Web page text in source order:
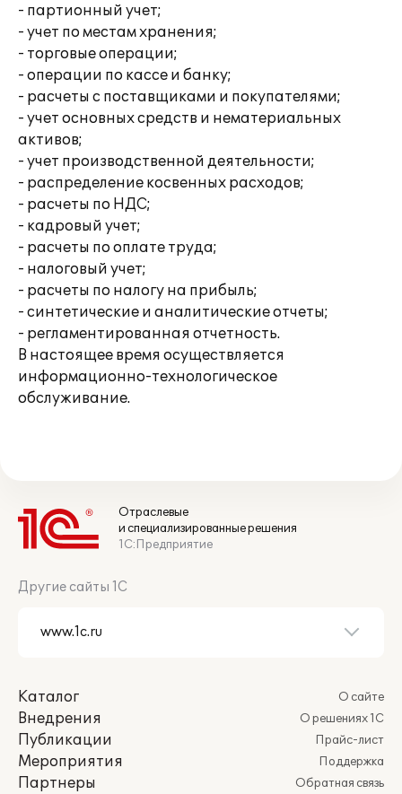
- партионный учет;
- учет по местам хранения;
- торговые операции;
- операции по кассе и банку;
- расчеты с поставщиками и покупателями;
- учет основных средств и нематериальных
активов;
- учет производственной деятельности;
- распределение косвенных расходов;
- расчеты по НДС;
- кадровый учет;
- расчеты по оплате труда;
- налоговый учет;
- расчеты по налогу на прибыль;
- синтетические и аналитические отчеты;
- регламентированная отчетность.
В настоящее время осуществляется
информационно-технологическое
обслуживание.
Отраслевые
и специализированные решения
1С:Предприятие
Другие сайты 1С
Каталог
Внедрения
Публикации
Мероприятия
Партнеры
О сайте
О решениях 1С
Прайс-лист
Поддержка
Обратная связь